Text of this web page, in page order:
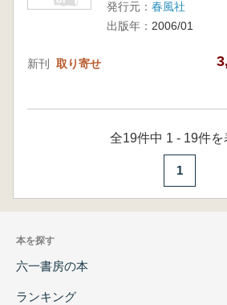
発行元： 春風社
出版年： 2006/01
新刊 取り寄せ
全19件中 1 - 19件を
1
本を探す
六一書房の本
ランキング